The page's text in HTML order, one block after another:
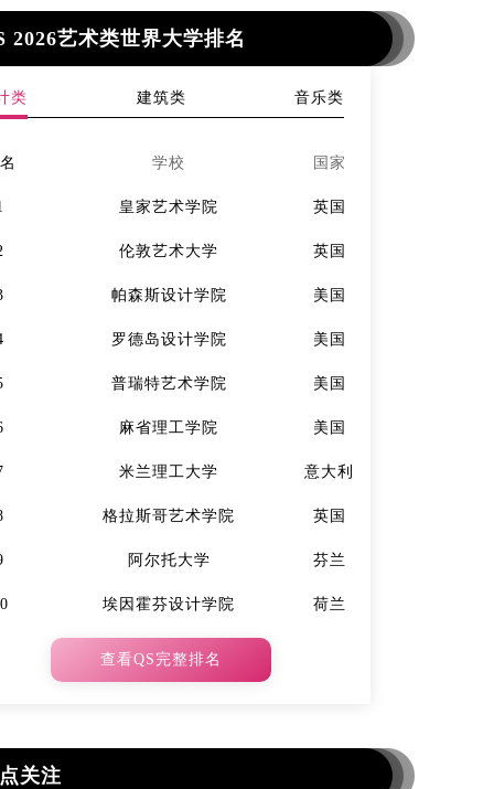
2026艺术类世界大学排名
类 建筑类 音乐类
学校 国家
皇家艺术学院 英国
伦敦艺术大学 英国
帕森斯设计学院 美国
罗德岛设计学院 美国
普瑞特艺术学院 美国
麻省理工学院 美国
米兰理工大学 意大利
格拉斯哥艺术学院 英国
阿尔托大学 芬兰
埃因霍芬设计学院 荷兰
查看QS完整排名
关注